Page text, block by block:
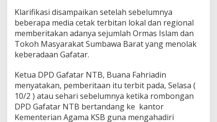
a
n
P
e
n
i
a
a
n
A
Klarifikasi disampaikan setelah sebelumnya
beberapa media cetak terbitan lokal dan regional
memberitakan adanya sejumlah Ormas Islam dan
Tokoh Masyarakat Sumbawa Barat yang menolak
keberadaan Gafatar.
Ketua DPD Gafatar NTB, Buana Fahriadin
menyatakan, pemberitaan itu terbit pada, Selasa (
10/2 ) atau sehari sebelumnya ketika rombongan
DPD Gafatar NTB bertandang ke kantor
Kementerian Agama KSB guna mengahadiri